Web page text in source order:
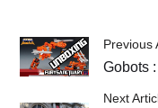
Previous
Gobots
Next